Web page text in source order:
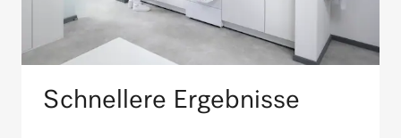
Schnellere Ergebnisse